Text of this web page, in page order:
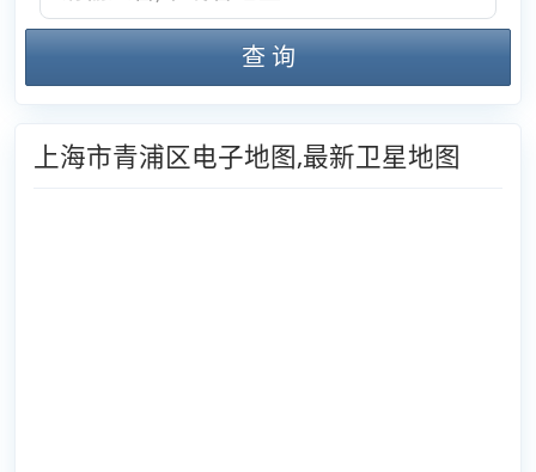
查 询
上海市青浦区电子地图,最新卫星地图